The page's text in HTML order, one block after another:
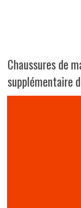
Chaussures de
supplémentaire